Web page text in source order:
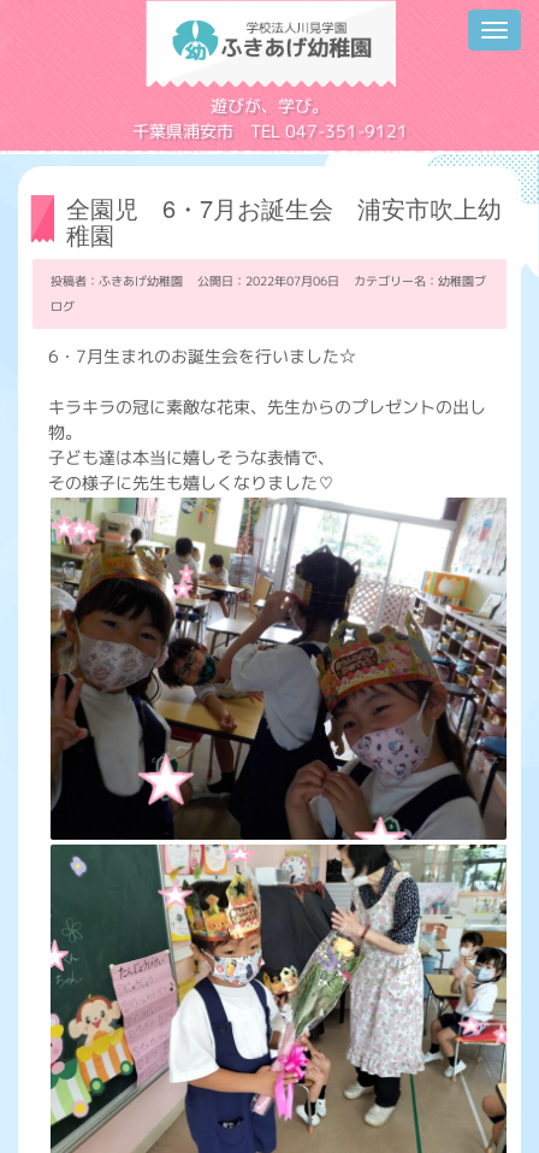
遊びが、学び。
千葉県浦安市 TEL 047-351-9121
全園児 6・7月お誕生会 浦安市吹上幼
稚園
投稿者：ふきあげ幼稚園 公開日：2022年07月06日 カテゴリー名： 幼稚園ブ
ログ
6・7月生まれのお誕生会を行いました☆
キラキラの冠に素敵な花束、先生からのプレゼントの出し
物。
子ども達は本当に嬉しそうな表情で、
その様子に先生も嬉しくなりました♡